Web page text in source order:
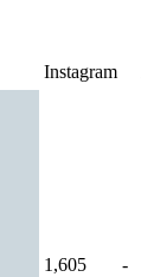
Instagram
1,605 -